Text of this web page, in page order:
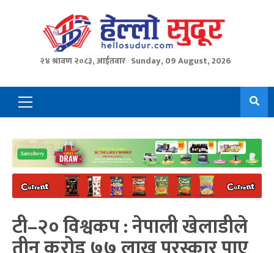
२४ श्रावण २०८३, आईतवार Sunday, 09 August, 2026
Primary
Menu
टी–२० विश्वकप : नेपाली खेलाडीले